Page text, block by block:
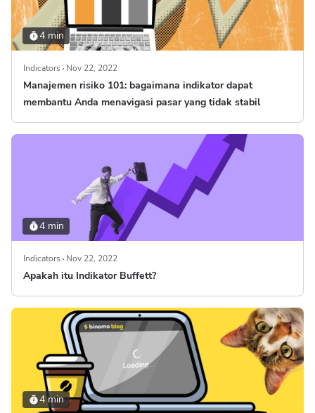
4 min
Indicators Nov 22, 2022
Manajemen risiko 101: bagaimana indikator dapat
membantu Anda menavigasi pasar yang tidak stabil
4 min
Indicators Nov 22, 2022
Apakah itu Indikator Buffett?
4 min